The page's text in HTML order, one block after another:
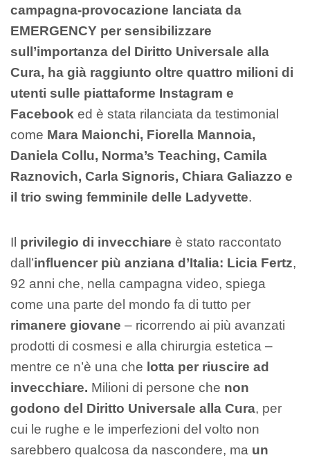
campagna-provocazione lanciata da
EMERGENCY per sensibilizzare
sull’importanza del Diritto Universale alla
Cura, ha già raggiunto oltre quattro milioni di
utenti sulle piattaforme Instagram e
Facebook ed è stata rilanciata da testimonial
come Mara Maionchi, Fiorella Mannoia,
Daniela Collu, Norma’s Teaching, Camila
Raznovich, Carla Signoris, Chiara Galiazzo e
il trio swing femminile delle Ladyvette.
Il privilegio di invecchiare è stato raccontato
dall’influencer più anziana d’Italia: Licia Fertz,
92 anni che, nella campagna video, spiega
come una parte del mondo fa di tutto per
rimanere giovane – ricorrendo ai più avanzati
prodotti di cosmesi e alla chirurgia estetica –
mentre ce n’è una che lotta per riuscire ad
invecchiare. Milioni di persone che non
godono del Diritto Universale alla Cura, per
cui le rughe e le imperfezioni del volto non
sarebbero qualcosa da nascondere, ma un